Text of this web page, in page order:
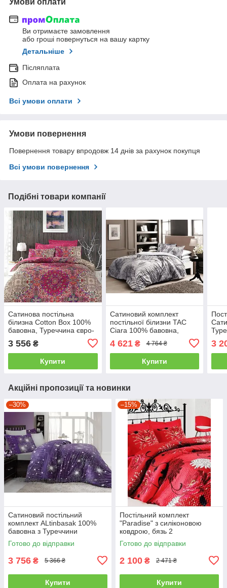
Ви отримаєте замовлення
або гроші повернуться на вашу картку
Детальніше
Післяплата
Оплата на рахунок
Всі умови оплати
Умови повернення
Повернення товару впродовж 14 днів за рахунок покупця
Всі умови повернення
Подібні товари компанії
Сатинова постільна
білизна Cotton Box 100%
бавовна, Туреччина євро-
3 556 ₴
Купити
Сатиновий комплект
постільної білизни TAC
Ciara 100% бавовна,
наволочки
4 621₴ 4 764 ₴
Купити
3
Акційні пропозиції та новинки
–30%
Сатиновий постільний
комплект ALtinbasak 100%
бавовна з Туреччини
двоспальний - євро
Готово до відправки
3 756 ₴ 5 366 ₴
Купити
–15%
Постільний комплект
"Paradise" з силіконовою
ковдрою, бязь 2
Готово до відправки
2 100 ₴ 2 471 ₴
Купити